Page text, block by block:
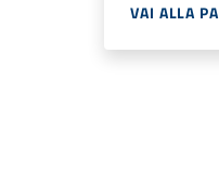
VAI ALLA